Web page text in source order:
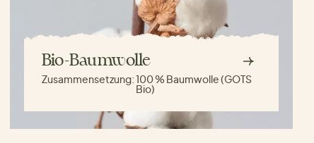
Bio-Baumwolle
Zusammensetzung:100 % Baumwolle (GOTS
Bio)